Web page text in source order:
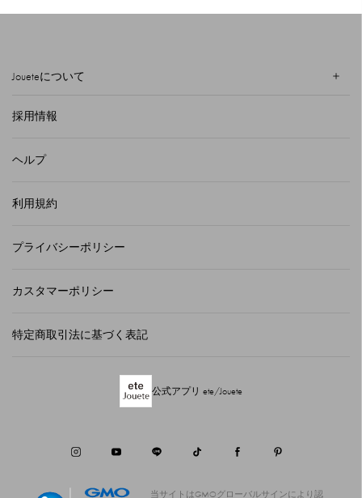
Joueteについて
採用情報
ヘルプ
利用規約
プライバシーポリシー
カスタマーポリシー
特定商取引法に基づく表記
公式アプリ ete/Jouete
当サイトはGMOグローバルサインにより認